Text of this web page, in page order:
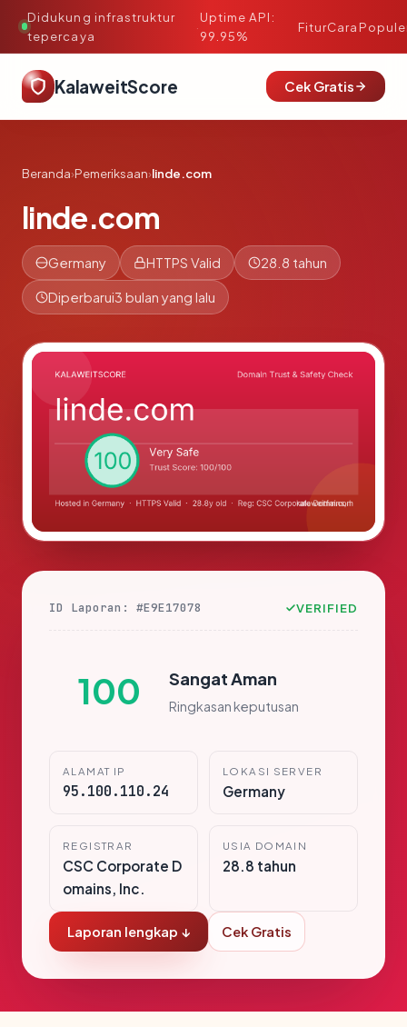
Didukung infrastruktur
tepercaya
·
Uptime API:
99.95%
FiturCara
KalaweitScore Cek Gratis
Beranda›Pemeriksaan›linde.com
linde.com
Germany HTTPS Valid 28.8 tahun
Diperbarui3 bulan yang lalu
ID Laporan: #E9E17078 VERIFIED
100 Sangat Aman
Ringkasan keputusan
ALAMAT IP
95.100.110.24
LOKASI SERVER
Germany
REGISTRAR
CSC Corporate D
omains, Inc.
USIA DOMAIN
28.8 tahun
Laporan lengkap ↓ Cek Gratis